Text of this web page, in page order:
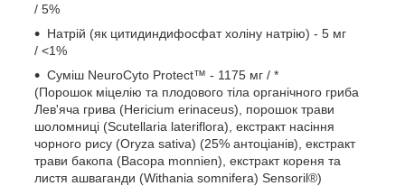
/ 5%
Натрій (як цитидиндифосфат холіну натрію) - 5 мг
/ <1%
Суміш NeuroCyto Protect™ - 1175 мг / *
(Порошок міцелію та плодового тіла органічного гриба
Лев'яча грива (Hericium erinaceus), порошок трави
шоломниці (Scutellaria lateriflora), екстракт насіння
чорного рису (Oryza sativa) (25% антоціанів), екстракт
трави бакопа (Bacopa monnien), екстракт кореня та
листя ашваганди (Withania somnifera) Sensoril®)